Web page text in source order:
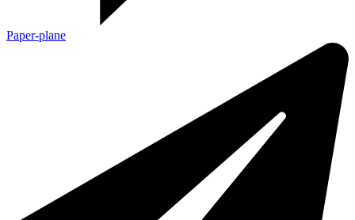
Paper-plane